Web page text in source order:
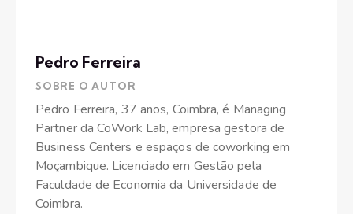
Pedro Ferreira
SOBRE O AUTOR
Pedro Ferreira, 37 anos, Coimbra, é Managing
Partner da CoWork Lab, empresa gestora de
Business Centers e espaços de coworking em
Moçambique. Licenciado em Gestão pela
Faculdade de Economia da Universidade de
Coimbra.